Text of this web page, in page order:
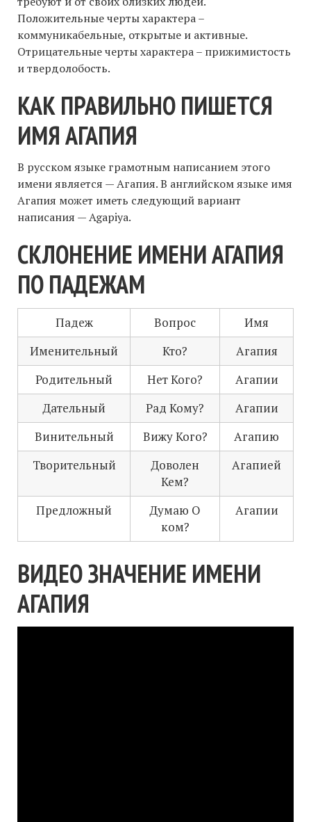
Положительные черты характера –
коммуникабельные, открытые и активные.
Отрицательные черты характера – прижимистость
и твердолобость.
КАК ПРАВИЛЬНО ПИШЕТСЯ
ИМЯ АГАПИЯ
В русском языке грамотным написанием этого
имени является — Агапия. В английском языке имя
Агапия может иметь следующий вариант
написания — Agapiya.
СКЛОНЕНИЕ ИМЕНИ АГАПИЯ
ПО ПАДЕЖАМ
Падеж Вопрос
Имя
Именительный
Кто?
Агапия
Родительный
Нет Кого?
Агапии
Дательный
Рад Кому?
Агапии
Винительный
Вижу Кого?
Агапию
Творительный
Доволен
Кем?
Агапией
Предложный
Думаю О
ком?
Агапии
ВИДЕО ЗНАЧЕНИЕ ИМЕНИ
АГАПИЯ